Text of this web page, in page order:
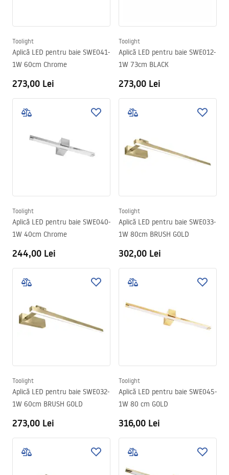
Toolight
Aplică LED pentru baie SWE041-
1W 60cm Chrome
273,00 Lei
Toolight
Aplică LED pentru baie SWE012-
1W 73cm BLACK
273,00 Lei
Toolight
Aplică LED pentru baie SWE040-
1W 40cm Chrome
244,00 Lei
Toolight
Aplică LED pentru baie SWE033-
1W 80cm BRUSH GOLD
302,00 Lei
Toolight
Aplică LED pentru baie SWE032-
1W 60cm BRUSH GOLD
273,00 Lei
Toolight
Aplică LED pentru baie SWE045-
1W 80 cm GOLD
316,00 Lei